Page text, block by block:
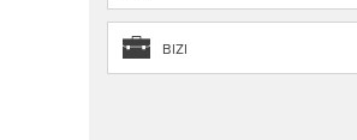
BIZI